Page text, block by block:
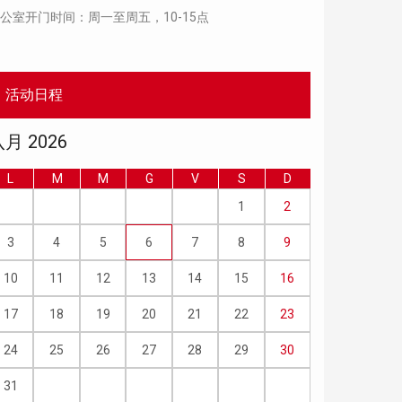
室开门时间：周一至周五，10-15点
活动日程
月 2026
L M M G V S
D
1
2
3 4 5 6 7 8 9
10 11 12 13 14 15 16
17 18 19 20 21 22 23
24 25 26 27 28 29 30
31